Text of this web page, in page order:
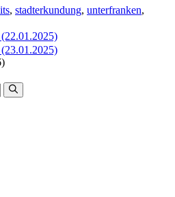
, stadterkundung, unterfranken,